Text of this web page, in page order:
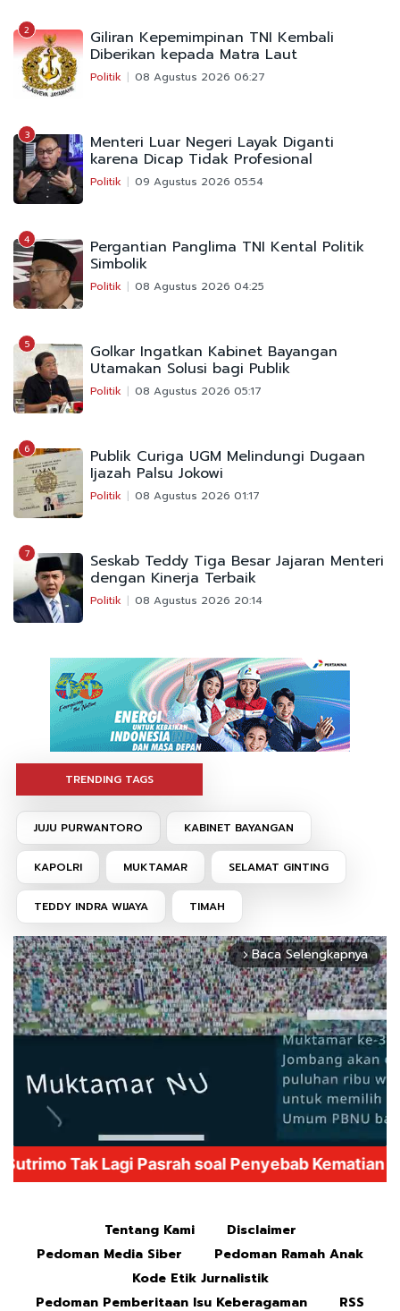
2 Giliran Kepemimpinan TNI Kembali
Diberikan kepada Matra Laut
Politik 08 Agustus 2026 06:27
3 Menteri Luar Negeri Layak Diganti
karena Dicap Tidak Profesional
Politik 09 Agustus 2026 05:54
4 Pergantian Panglima TNI Kental Politik
Simbolik
Politik 08 Agustus 2026 04:25
5 Golkar Ingatkan Kabinet Bayangan
Utamakan Solusi bagi Publik
Politik 08 Agustus 2026 05:17
6 Publik Curiga UGM Melindungi Dugaan
Ijazah Palsu Jokowi
Politik 08 Agustus 2026 01:17
7 Seskab Teddy Tiga Besar Jajaran Menteri
dengan Kinerja Terbaik
Politik 08 Agustus 2026 20:14
TRENDING TAGS
JUJU PURWANTORO KABINET BAYANGAN
KAPOLRI MUKTAMAR SELAMAT GINTING
TEDDY INDRA WIJAYA TIMAH
arrow_forward_ios Baca Selengkapnya
Tentang Kami
Disclaimer
Pedoman Media Siber
Pedoman Ramah Anak
Kode Etik Jurnalistik
Pedoman Pemberitaan Isu Keberagaman
RSS